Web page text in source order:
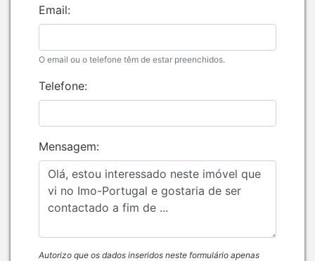
Email:
O email ou o telefone têm de estar preenchidos.
Telefone:
Mensagem:
Autorizo que os dados inseridos neste formulário apenas